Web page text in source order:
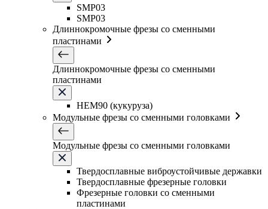
SMP03
SMP03
Длиннокромочные фрезы со сменными
пластинами
Длиннокромочные фрезы со сменными
пластинами
HEM90 (кукуруза)
Модульные фрезы со сменными головками
Модульные фрезы со сменными головками
Твердосплавные виброустойчивые державки
Твердосплавные фрезерные головки
Фрезерные головки со сменными
пластинами